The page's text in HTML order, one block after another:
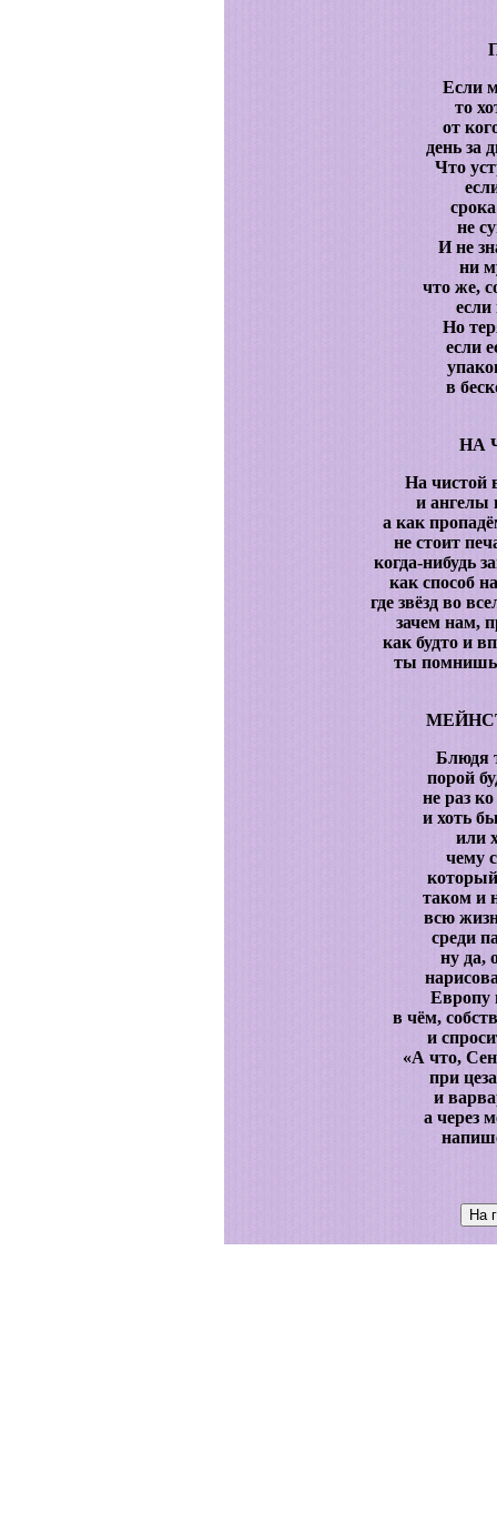
Если
то
от
день за
Что
не
И не
ни
что же,
если
Но
если
в
НА
На чистой
и ангелы
а как
не стоит
когда-нибудь
как способ
где звёзд во
зачем нам,
как будто и
ты
Блюдя
порой
не раз
и хоть
или
чему
таком и
всю
среди
ну да,
Европу
в чём,
и
«А что,
при
и
а через